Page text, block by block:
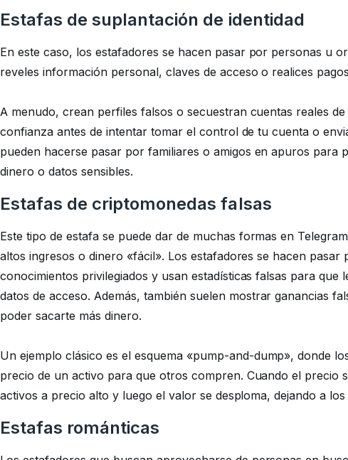
Estafas de suplantación de identidad
En este caso, los estafadores se hacen pasar por personas u
reveles información personal, claves de acceso o realices
A menudo, crean perfiles falsos o secuestran cuentas reales
confianza antes de intentar tomar el control de tu cuenta o
pueden hacerse pasar por familiares o amigos en apuros para
dinero o datos sensibles.
Estafas de criptomonedas falsas
Este tipo de estafa se puede dar de muchas formas en
altos ingresos o dinero «fácil». Los estafadores se hacen
conocimientos privilegiados y usan estadísticas falsas para que
datos de acceso. Además, también suelen mostrar ganancias
poder sacarte más dinero.
Un ejemplo clásico es el esquema «pump-and-dump», donde
precio de un activo para que otros compren. Cuando el precio
activos a precio alto y luego el valor se desploma, dejando a
Estafas románticas